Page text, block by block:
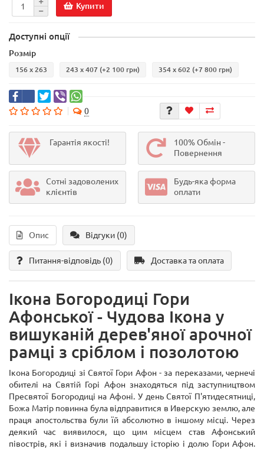
Купити
Доступні опції
Розмір
156 х 263 243 х 407 (+2 100 грн) 354 х 602 (+7 800 грн)
0
Гарантія якості!
100% Обмін -
Повернення
Сотні задоволених
клієнтів
Будь-яка форма
оплати
Опис Відгуки (0)
Питання-відповідь (0) Доставка та оплата
Ікона Богородиці Гори
Афонської - Чудова Ікона у
вишуканій дерев'яної арочної
рамці з сріблом і позолотою
Ікона Богородиці зі Святої Гори Афон - за переказами, чернечі
обителі на Святій Горі Афон знаходяться під заступництвом
Пресвятої Богородиці на Афоні. У день Святої П'ятидесятниці,
Божа Матір повинна була відправитися в Иверскую землю, але
праця апостольства були їй абсолютно в іншому місці. Через
деякий час виявилося, що цим місцем став Афонський
півострів, які і визначив подальшу історію і долю Гори Афон.